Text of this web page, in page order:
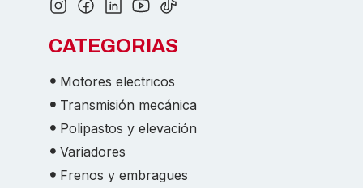
CATEGORIAS
Motores electricos
Transmisión mecánica
Polipastos y elevación
Variadores
Frenos y embragues